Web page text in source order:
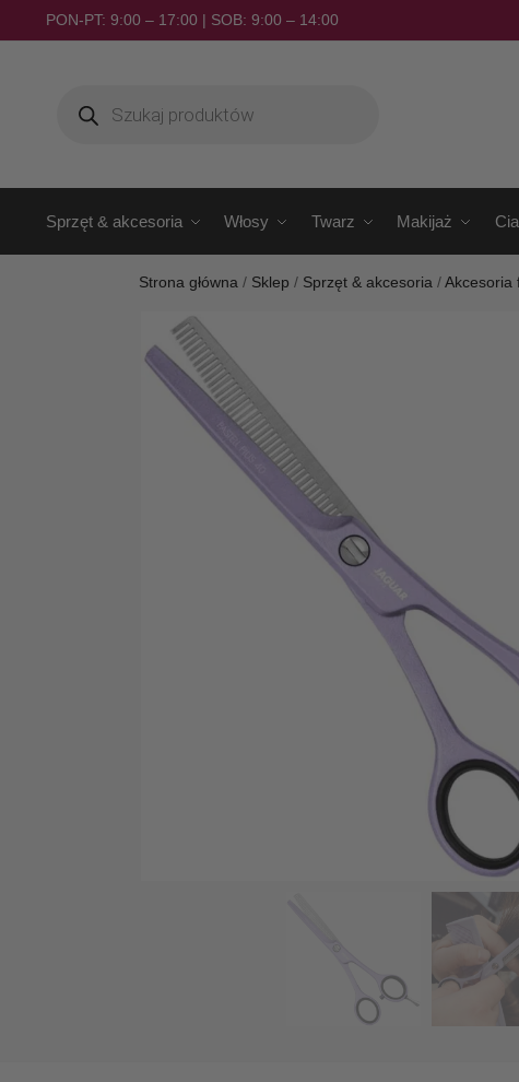
PON-PT: 9:00 – 17:00 | SOB: 9:00 – 14:00
Sprzęt & akcesoria Włosy Twarz Makijaż
Strona główna / Sklep / Sprzęt & akcesoria /Akcesoria